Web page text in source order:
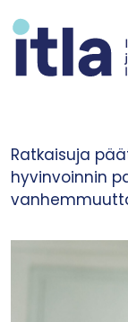
Ratkaisuja
hyvinvoinnin